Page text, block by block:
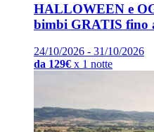
HALLOWEEN e
bimbi GRATIS fino
24/10/2026 - 31/10/2026
da 129€ x 1 notte